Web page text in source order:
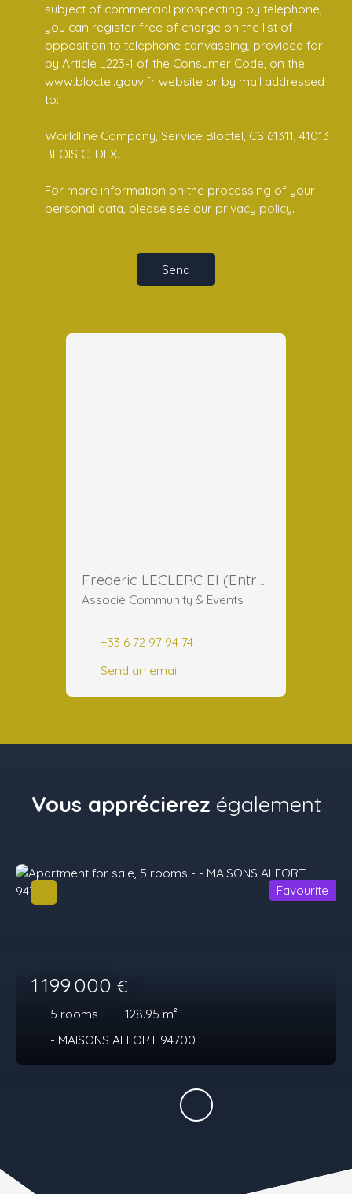
subject of commercial prospecting by telephone,
you can register free of charge on the list of
opposition to telephone canvassing, provided for
by Article L223-1 of the Consumer Code, on the
www.bloctel.gouv.fr website or by mail addressed
to:
Worldline Company, Service Bloctel, CS 61311, 41013
BLOIS CEDEX.
For more information on the processing of your
personal data, please see our privacy policy.
Send
Frederic LECLERC EI (Entreprise Individuelle)
Associé Community & Events
+33 6 72 97 94 74
Send an email
Vous apprécierez également
1 199 000 €
5 rooms 128.95 m²
- MAISONS ALFORT 94700
Favourite